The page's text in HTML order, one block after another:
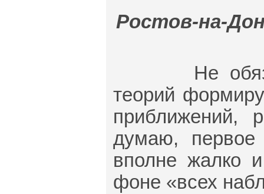
Ростов-на-
Не
теорий
думаю, первое
вполне жалко
фоне «всех